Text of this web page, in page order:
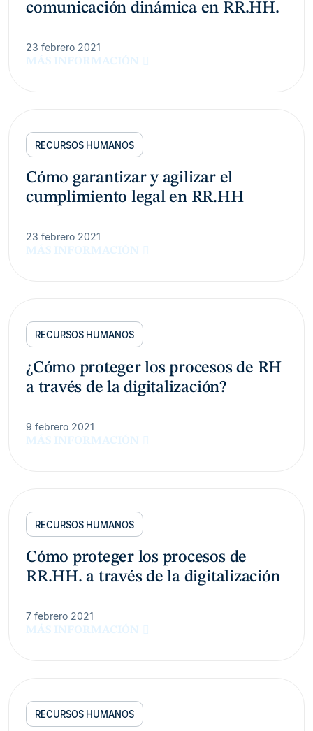
comunicación dinámica en RR.HH.
23 febrero 2021
MÁS INFORMACIÓN
RECURSOS HUMANOS
Cómo garantizar y agilizar el
cumplimiento legal en RR.HH
23 febrero 2021
MÁS INFORMACIÓN
RECURSOS HUMANOS
¿Cómo proteger los procesos de RH
a través de la digitalización?
9 febrero 2021
MÁS INFORMACIÓN
RECURSOS HUMANOS
Cómo proteger los procesos de
RR.HH. a través de la digitalización
7 febrero 2021
MÁS INFORMACIÓN
RECURSOS HUMANOS